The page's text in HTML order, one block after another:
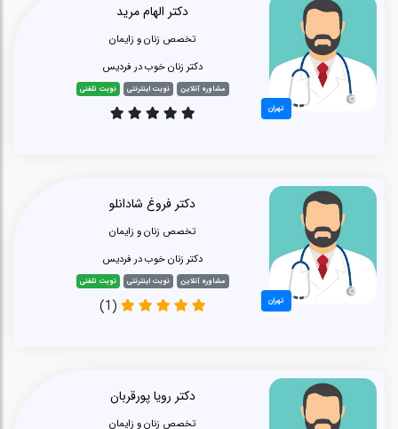
تهران
دکتر الهام مرید
تخصص زنان و زایمان
دکتر زنان خوب در فردیس
مشاوره آنلاین نوبت اینترنتی نوبت تلفنی
تهران
دکتر فروغ شادانلو
تخصص زنان و زایمان
دکتر زنان خوب در فردیس
مشاوره آنلاین نوبت اینترنتی نوبت تلفنی
(1)
دکتر رویا پورقربان
تخصص زنان و زایمان